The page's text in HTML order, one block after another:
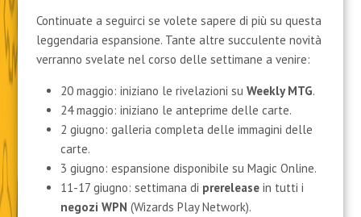
Continuate a seguirci se volete sapere di più su questa
leggendaria espansione. Tante altre succulente novità
verranno svelate nel corso delle settimane a venire:
20 maggio: iniziano le rivelazioni su Weekly MTG.
24 maggio: iniziano le anteprime delle carte.
2 giugno: galleria completa delle immagini delle
carte.
3 giugno: espansione disponibile su Magic Online.
11-17 giugno: settimana di prereleasein tutti i
negozi WPN (Wizards Play Network).